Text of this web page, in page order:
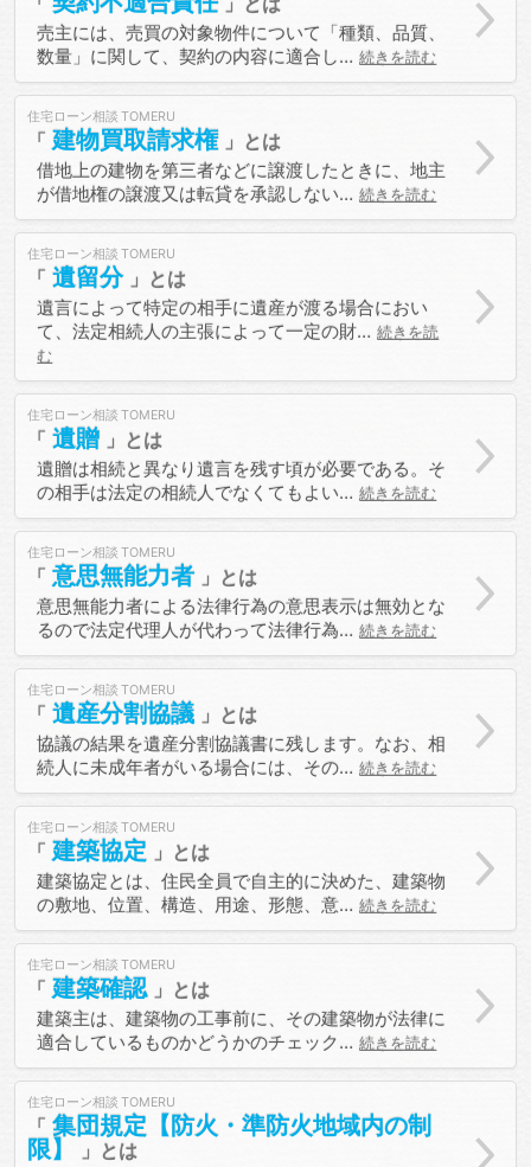
売主には、売買の対象物件について「種類、品質、
数量」に関して、契約の内容に適合し… 続きを読む
住宅ローン相談
建物買取請求権
借地上の建物を第三者などに譲渡したときに、地主
が借地権の譲渡又は転貸を承認しない… 続きを読む
住宅ローン相談
遺留分
遺言によって特定の相手に遺産が渡る場合におい
て、法定相続人の主張によって一定の財… 続きを読
む
住宅ローン相談
遺贈
遺贈は相続と異なり遺言を残す頃が必要である。そ
の相手は法定の相続人でなくてもよい… 続きを読む
住宅ローン相談
意思無能力者
意思無能力者による法律行為の意思表示は無効とな
るので法定代理人が代わって法律行為… 続きを読む
住宅ローン相談
遺産分割協議
協議の結果を遺産分割協議書に残します。なお、相
続人に未成年者がいる場合には、その… 続きを読む
住宅ローン相談
建築協定
建築協定とは、住民全員で自主的に決めた、建築物
の敷地、位置、構造、用途、形態、意… 続きを読む
住宅ローン相談
建築確認
建築主は、建築物の工事前に、その建築物が法律に
適合しているものかどうかのチェック… 続きを読む
住宅ローン相談
集団規定【防火・準防火地域内の制
限】